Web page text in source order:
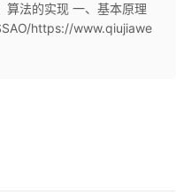
算法的实现 一、基本原理
https://www.qiujiawe